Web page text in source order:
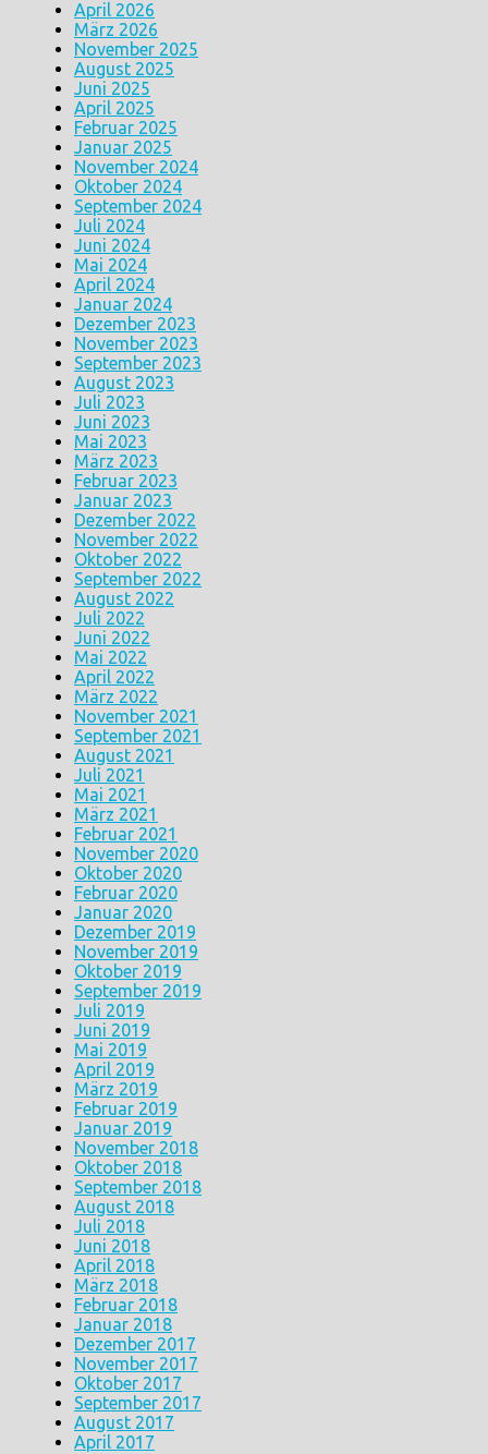
April 2026
März 2026
November 2025
August 2025
Juni 2025
April 2025
Februar 2025
Januar 2025
November 2024
Oktober 2024
September 2024
Juli 2024
Juni 2024
Mai 2024
April 2024
Januar 2024
Dezember 2023
November 2023
September 2023
August 2023
Juli 2023
Juni 2023
Mai 2023
März 2023
Februar 2023
Januar 2023
Dezember 2022
November 2022
Oktober 2022
September 2022
August 2022
Juli 2022
Juni 2022
Mai 2022
April 2022
März 2022
November 2021
September 2021
August 2021
Juli 2021
Mai 2021
März 2021
Februar 2021
November 2020
Oktober 2020
Februar 2020
Januar 2020
Dezember 2019
November 2019
Oktober 2019
September 2019
Juli 2019
Juni 2019
Mai 2019
April 2019
März 2019
Februar 2019
Januar 2019
November 2018
Oktober 2018
September 2018
August 2018
Juli 2018
Juni 2018
April 2018
März 2018
Februar 2018
Januar 2018
Dezember 2017
November 2017
Oktober 2017
September 2017
August 2017
April 2017